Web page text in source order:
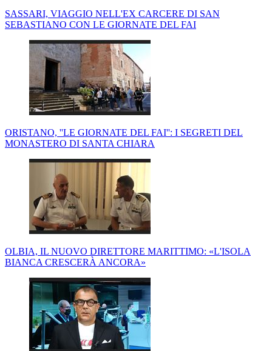
SASSARI, VIAGGIO NELL'EX CARCERE DI SAN
SEBASTIANO CON LE GIORNATE DEL FAI
ORISTANO, ''LE GIORNATE DEL FAI'': I SEGRETI DEL
MONASTERO DI SANTA CHIARA
OLBIA, IL NUOVO DIRETTORE MARITTIMO: «L'ISOLA
BIANCA CRESCERÀ ANCORA»